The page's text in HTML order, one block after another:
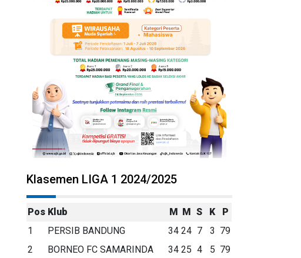
Klasemen LIGA 1 2024/2025
Pos Klub M M S K
P
1
PERSIB BANDUNG 34 24 7 3 79
2
BORNEO FC SAMARINDA 34 25 4 5 79